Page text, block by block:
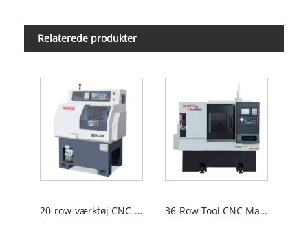
Relaterede produkter
20-row-værktøj CNC-værktøjsmaskiner 36-Row Tool CNC Maskinværktøjer